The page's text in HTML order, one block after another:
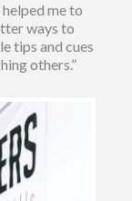
me to
ways to
tips and cues
others.”